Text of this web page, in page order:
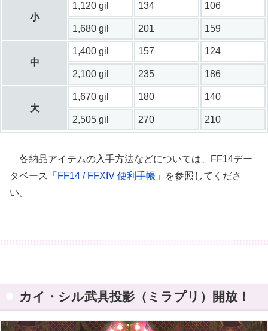
小
1,120 gil 134 106
1,680 gil 201 159
中
1,400 gil 157 124
2,100 gil 235 186
大
1,670 gil 180 140
2,505 gil 270 210
各納品アイテムの入手方法などについては、FF14デー
タベース「 FF14 / FFXIV 便利手帳 」を参照してくださ
い。
カイ・シル武具投影（ミラプリ）開放！